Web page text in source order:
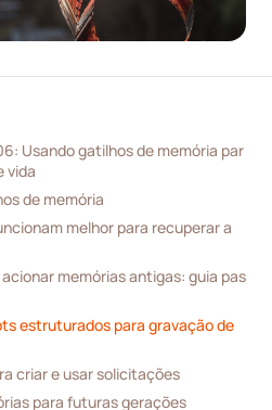
Usando gatilhos de memória par
vida
de memória
melhor para recuperar a
memórias antigas: guia pas
estruturados para gravação de
criar e usar solicitações
para futuras gerações